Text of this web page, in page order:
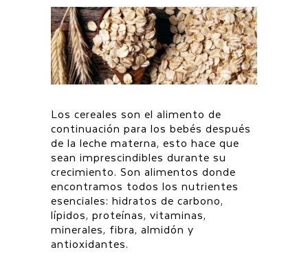
Los cereales son el alimento de
continuación para los bebés después
de la leche materna, esto hace que
sean imprescindibles durante su
crecimiento. Son alimentos donde
encontramos todos los nutrientes
esenciales: hidratos de carbono,
lípidos, proteínas, vitaminas,
minerales, fibra, almidón y
antioxidantes.